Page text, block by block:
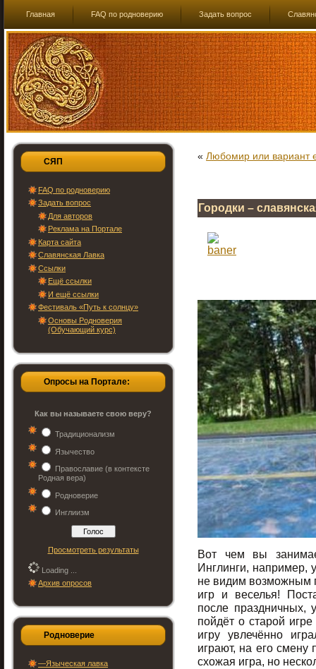
Главная FAQ по родноверию Задать вопрос
СЯП
FAQ по родноверию
Задать вопрос
Для авторов
Реклама на Портале
Карта сайта
Славянская Лавка
Ссылки
Ещё ссылки
И ещё ссылки
Фестиваль «Путь к солнцу»
Основы Родноверия
(Обучающий курс)
Опросы на Портале:
Как вы называете свою веру?
Традиционализм
Язычество
Православие (в контексте
Родная вера)
Родноверие
Инглиизм
Просмотреть результаты
Loading ...
Архив опросов
Родноверие
—Языческая лавка
« Любомир или вариант
Городки –
Вот чем вы
Инглинги, например,
не видим возможным
игр и веселья!
после праздничных,
пойдёт о старой
игру увлечённо
играют, на его смену
схожая игра, но